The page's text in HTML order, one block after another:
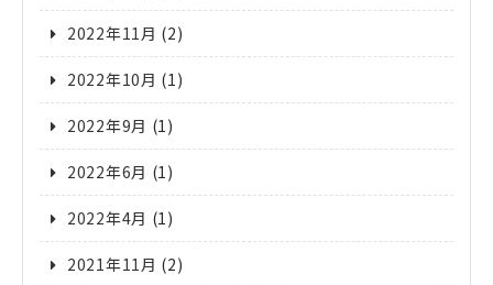
2022年11月 (2)
2022年10月 (1)
2022年9月 (1)
2022年6月 (1)
2022年4月 (1)
2021年11月 (2)